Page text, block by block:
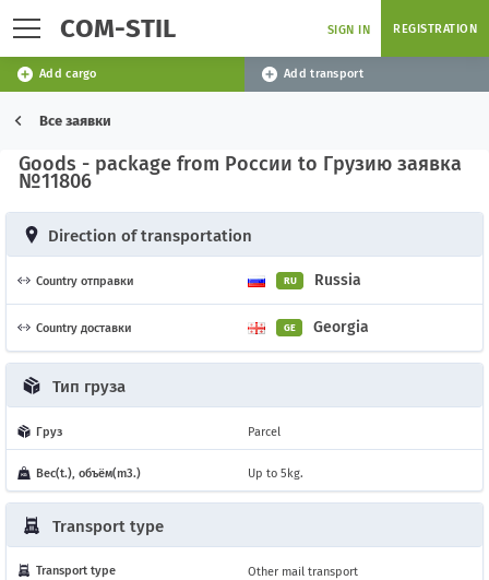
COM-STIL SIGN IN REGISTRATION
Add cargo Add transport
Все заявки
Goods - package from России to Грузию заявка
№11806
Direction of transportation
Country отправки RU Russia
Country доставки GE Georgia
Тип груза
Груз Parcel
Вес(t.), объём(m3.) Up to 5kg.
Transport type
Transport type Other mail transport